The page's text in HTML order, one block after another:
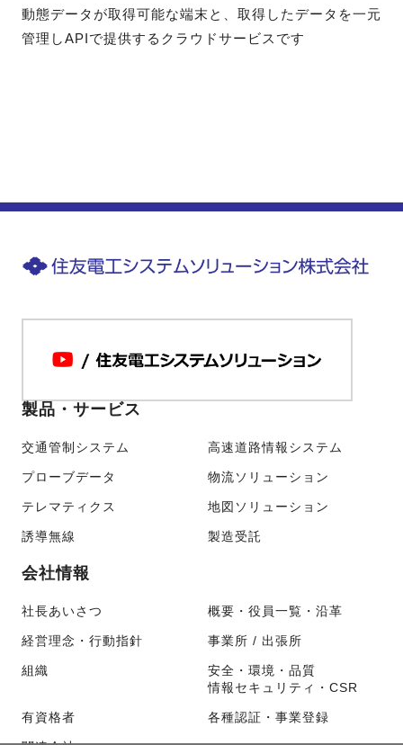
動態データが取得可能な端末と、取得したデータを一元
管理しAPIで提供するクラウドサービスです
製品・サービス
交通管制システム 高速道路情報システム
プローブデータ 物流ソリューション
テレマティクス 地図ソリューション
誘導無線 製造受託
会社情報
社長あいさつ 概要・役員一覧・沿革
経営理念・行動指針 事業所 / 出張所
組織
安全・環境・品質
情報セキュリティ・CSR
有資格者 各種認証・事業登録